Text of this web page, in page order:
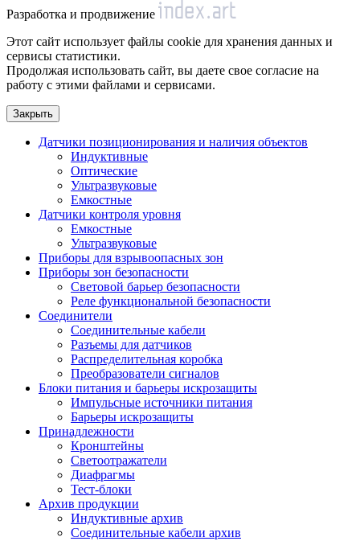
Разработка и продвижение
Этот сайт использует файлы cookie для хранения данных и
сервисы статистики.
Продолжая использовать сайт, вы даете свое согласие на
работу с этими файлами и сервисами.
Закрыть
Датчики позиционирования и наличия объектов
Индуктивные
Оптические
Ультразвуковые
Емкостные
Датчики контроля уровня
Емкостные
Ультразвуковые
Приборы для взрывоопасных зон
Приборы зон безопасности
Световой барьер безопасности
Реле функциональной безопасности
Соединители
Соединительные кабели
Разъемы для датчиков
Распределительная коробка
Преобразователи сигналов
Блоки питания и барьеры искрозащиты
Импульсные источники питания
Барьеры искрозащиты
Принадлежности
Кронштейны
Светоотражатели
Диафрагмы
Тест-блоки
Архив продукции
Индуктивные архив
Соединительные кабели архив